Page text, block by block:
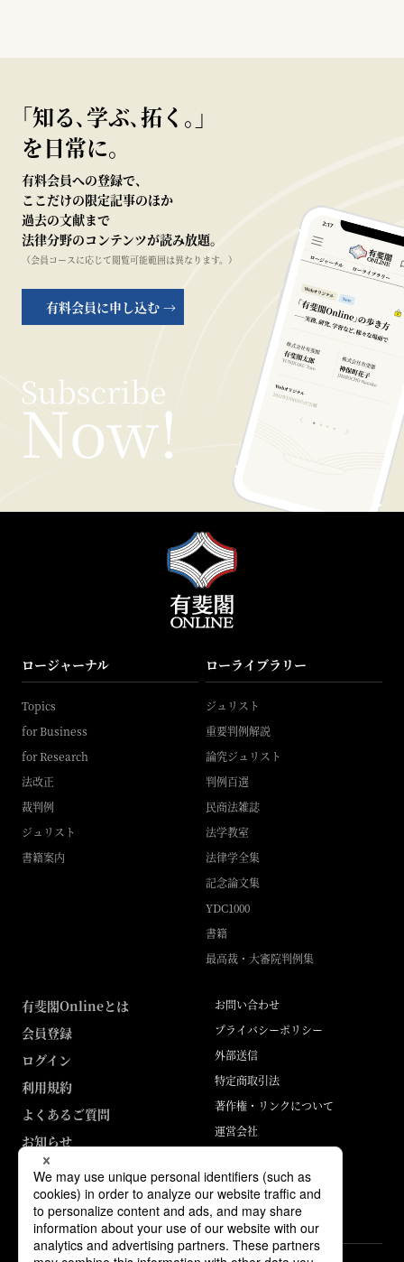
｢知る､学ぶ､拓く｡｣
を日常に。
有料会員への登録で、
ここだけの限定記事のほか
過去の文献まで
法律分野のコンテンツが読み放題。
（会員コースに応じて閲覧可能範囲は異なります。）
有料会員に申し込む →
ロージャーナル
Topics
for Business
for Research
法改正
裁判例
ジュリスト
書籍案内
ローライブラリー
ジュリスト
重要判例解説
論究ジュリスト
判例百選
民商法雑誌
法学教室
法律学全集
記念論文集
YDC1000
書籍
最高裁・大審院判例集
有斐閣Onlineとは
会員登録
ログイン
利用規約
よくあるご質問
お知らせ
お問い合わせ
プライバシーポリシー
外部送信
特定商取引法
著作権・リンクについて
運営会社